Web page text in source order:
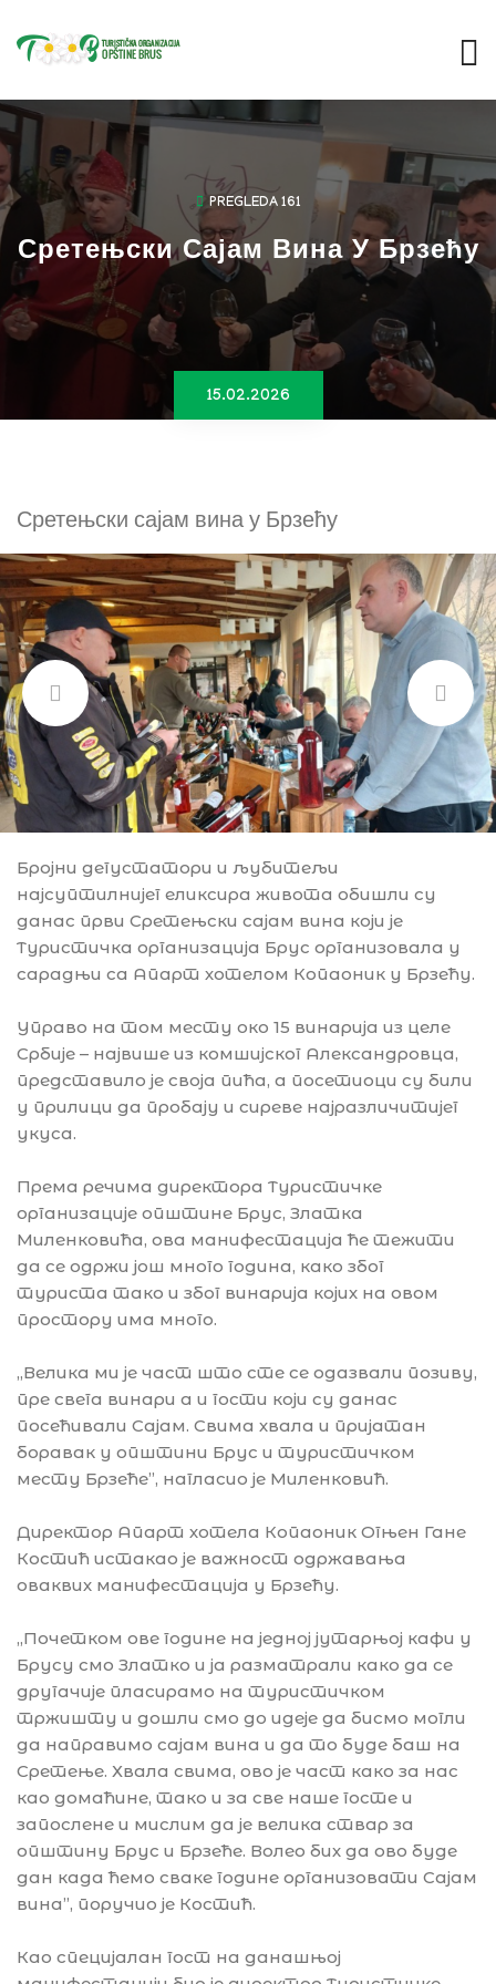
PREGLEDA 161
Сретењски Сајам Вина У Брзећу
15.02.2026
Сретењски сајам вина у Брзећу
Бројни дегустатори и љубитељи
најсуптилнијег еликсира живота обишли су
данас први Сретењски сајам вина који је
Туристичка организација Брус организовала у
сарадњи са Апарт хотелом Копаоник у Брзећу.
Управо на том месту око 15 винарија из целе
Србије – највише из комшијског Александровца,
представило је своја пића, а посетиоци су били
у прилици да пробају и сиреве најразличитијег
укуса.
Према речима директора Туристичке
организације општине Брус, Златка
Миленковића, ова манифестација ће тежити
да се одржи још много година, како због
туриста тако и због винарија којих на овом
простору има много.
,,Велика ми је част што сте се одазвали позиву,
пре свега винари а и гости који су данас
посећивали Сајам. Свима хвала и пријатан
боравак у општини Брус и туристичком
месту Брзеће’’, нагласио је Миленковић.
Директор Апарт хотела Копаоник Огњен Гане
Костић истакао је важност одржавања
оваквих манифестација у Брзећу.
,,Почетком ове године на једној јутарњој кафи у
Брусу смо Златко и ја разматрали како да се
другачије пласирамо на туристичком
тржишту и дошли смо до идеје да бисмо могли
да направимо сајам вина и да то буде баш на
Сретење. Хвала свима, ово је част како за нас
као домаћине, тако и за све наше госте и
запослене и мислим да је велика ствар за
општину Брус и Брзеће. Волео бих да ово буде
дан када ћемо сваке године организовати Сајам
вина’’, поручио је Костић.
Као специјалан гост на данашњој